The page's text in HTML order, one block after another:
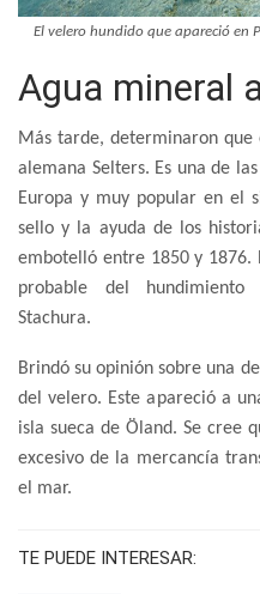
El velero hundido que apareció en
Agua mineral
Más tarde, determinaron
alemana Selters. Es una de
Europa y muy popular en el
sello y la ayuda de los
embotelló entre 1850 y 1876.
probable del
Stachura.
Brindó su opinión sobre una
del velero. Este apareció a
isla sueca de Öland. Se cree
excesivo de la mercancía
el mar.
TE PUEDE INTERESAR: